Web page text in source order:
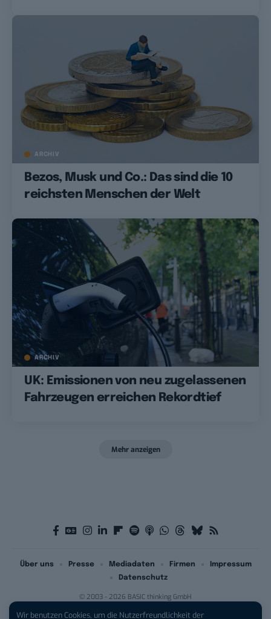
Wir benutzen Cookies, um die Nutzerfreundlichkeit der
ARCHIV
Bezos, Musk und Co.: Das sind die 10
reichsten Menschen der Welt
ARCHIV
UK: Emissionen von neu zugelassenen
Fahrzeugen erreichen Rekordtief
Mehr anzeigen
© 2003 - 2026 BASIC thinking GmbH
Über uns Presse Mediadaten Firmen
Impressum
Datenschutz